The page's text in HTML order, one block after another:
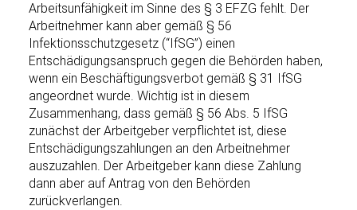
Arbeitsunfähigkeit im Sinne des § 3 EFZG fehlt. Der
Arbeitnehmer kann aber gemäß § 56
Infektionsschutzgesetz (“IfSG”) einen
Entschädigungsanspruch gegen die Behörden haben,
wenn ein Beschäftigungsverbot gemäß § 31 IfSG
angeordnet wurde. Wichtig ist in diesem
Zusammenhang, dass gemäß § 56 Abs. 5 IfSG
zunächst der Arbeitgeber verpflichtet ist, diese
Entschädigungszahlungen an den Arbeitnehmer
auszuzahlen. Der Arbeitgeber kann diese Zahlung
dann aber auf Antrag von den Behörden
zurückverlangen.